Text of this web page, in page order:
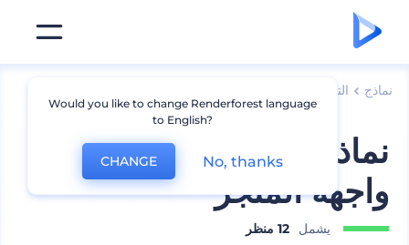
نماذج الترويج للعلامة التجارية
نماذج مجسمة للافتات
واجهة المتجر
يشمل
12 منظر
Would you like to change Renderforest language
to English?
CHANGE No, thanks